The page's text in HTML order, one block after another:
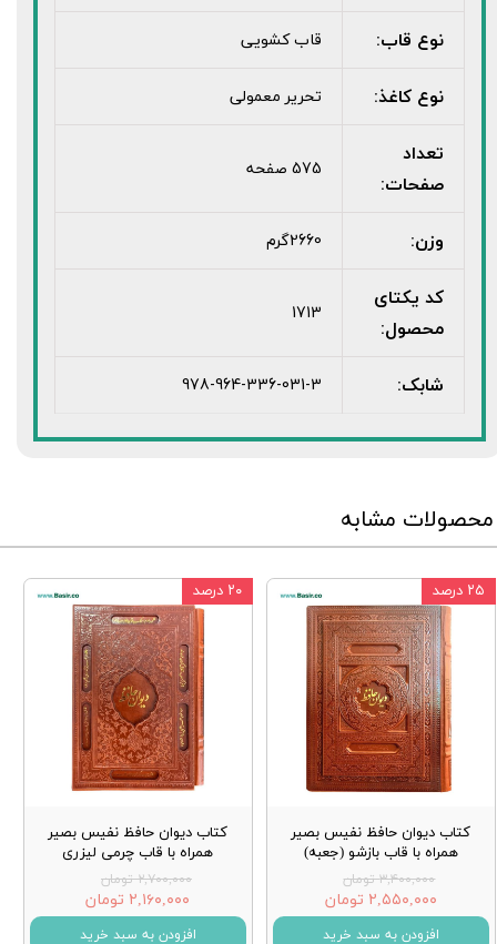
نوع قاب: قاب کشویی
نوع کاغذ: تحریر معمولی
تعداد
صفحات:
575 صفحه
وزن: 2660گرم
کد یکتای
محصول:
1713
شابک: 978-964-336-031-3
محصولات مشابه
کتاب دیوان حافظ نفیس بصیر
همراه با قاب بازشو (جعبه)
۳,۴۰۰,۰۰۰ تومان
۲,۵۵۰,۰۰۰ تومان
افزودن به سبد خرید
۲۵ درصد
کتاب دیوان حافظ نفیس بصیر
همراه با قاب چرمی لیزری
۲,۷۰۰,۰۰۰ تومان
۲,۱۶۰,۰۰۰ تومان
افزودن به سبد خرید
۲۰ درصد